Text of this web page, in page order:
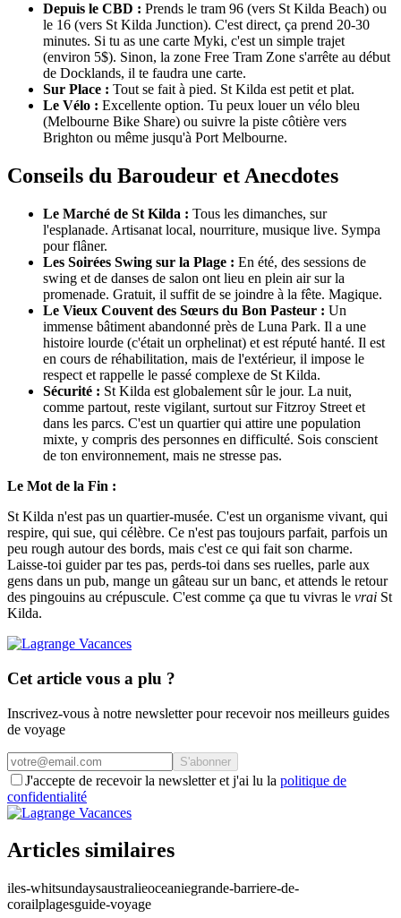
Depuis le CBD : Prends le tram 96 (vers St Kilda Beach) ou
le 16 (vers St Kilda Junction). C'est direct, ça prend 20-30
minutes. Si tu as une carte Myki, c'est un simple trajet
(environ 5$). Sinon, la zone Free Tram Zone s'arrête au début
de Docklands, il te faudra une carte.
Sur Place : Tout se fait à pied. St Kilda est petit et plat.
Le Vélo : Excellente option. Tu peux louer un vélo bleu
(Melbourne Bike Share) ou suivre la piste côtière vers
Brighton ou même jusqu'à Port Melbourne.
Conseils du Baroudeur et Anecdotes
Le Marché de St Kilda : Tous les dimanches, sur
l'esplanade. Artisanat local, nourriture, musique live. Sympa
pour flâner.
Les Soirées Swing sur la Plage : En été, des sessions de
swing et de danses de salon ont lieu en plein air sur la
promenade. Gratuit, il suffit de se joindre à la fête. Magique.
Le Vieux Couvent des Sœurs du Bon Pasteur : Un
immense bâtiment abandonné près de Luna Park. Il a une
histoire lourde (c'était un orphelinat) et est réputé hanté. Il est
en cours de réhabilitation, mais de l'extérieur, il impose le
respect et rappelle le passé complexe de St Kilda.
Sécurité : St Kilda est globalement sûr le jour. La nuit,
comme partout, reste vigilant, surtout sur Fitzroy Street et
dans les parcs. C'est un quartier qui attire une population
mixte, y compris des personnes en difficulté. Sois conscient
de ton environnement, mais ne stresse pas.
Le Mot de la Fin :
St Kilda n'est pas un quartier-musée. C'est un organisme vivant, qui
respire, qui sue, qui célèbre. Ce n'est pas toujours parfait, parfois un
peu rough autour des bords, mais c'est ce qui fait son charme.
Laisse-toi guider par tes pas, perds-toi dans ses ruelles, parle aux
gens dans un pub, mange un gâteau sur un banc, et attends le retour
des pingouins au crépuscule. C'est comme ça que tu vivras le vrai St
Kilda.
Cet article vous a plu ?
Inscrivez-vous à notre newsletter pour recevoir nos meilleurs guides
de voyage
S'abonner
J'accepte de recevoir la newsletter et j'ai lu la politique de
confidentialité
Articles similaires
iles-whitsundaysaustralieoceaniegrande-barriere-de-
corailplagesguide-voyage